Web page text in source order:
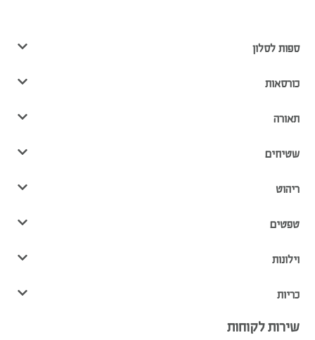
ספות לסלון
כורסאות
תאורה
שטיחים
ריהוט
טפטים
וילונות
כריות
שירות לקוחות